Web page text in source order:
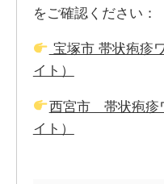
をご確認ください：
宝塚市 帯状疱疹
イト）
西宮市 帯状疱疹
イト）